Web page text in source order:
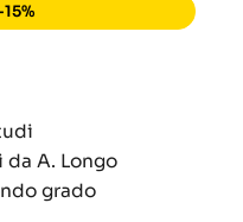
A. Longo
grado